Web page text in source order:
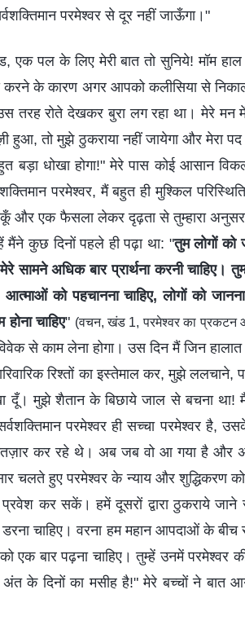
परमेश्वर से दूर नहीं जाऊँगा।"
एक पल के लिए मेरी बात तो सुनिये! मॉम
करने के कारण अगर आपको कलीसिया से
तरह रोते देखकर बुरा लग रहा था। मेरे मन
हुआ, तो मुझे ठुकराया नहीं जायेगा और मेरा
बड़ा धोखा होगा!" मेरे पास कोई आसान
परमेश्वर, मैं बहुत ही मुश्किल
और एक फैसला लेकर दृढ़ता से तुम्हारा
कुछ दिनों पहले ही पढ़ा था: "तुम लोगों को
सामने अधिक बार प्रार्थना करनी चाहिए।
को पहचानना चाहिए, लोगों को
चाहिए" (वचन, खंड 1, परमेश्वर का प्रकटन
से काम लेना होगा। उस दिन मैं जिन
रिश्तों का इस्तेमाल कर, मुझे
दूँ। मुझे शैतान के बिछाये जाल से बचना
परमेश्वर ही सच्चा परमेश्वर है,
कर रहे थे। अब जब वो आ गया है और
चलते हुए परमेश्वर के न्याय और शुद्धिकरण को
कर सकें। हमें दूसरों द्वारा ठुकराये जाने
डरना चाहिए। वरना हम महान आपदाओं के
एक बार पढ़ना चाहिए। तुम्हें उनमें परमेश्वर
अंत के दिनों का मसीह है!" मेरे बच्चों ने बात